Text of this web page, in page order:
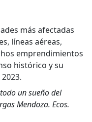
un sueño del
Mendoza. Ecos.